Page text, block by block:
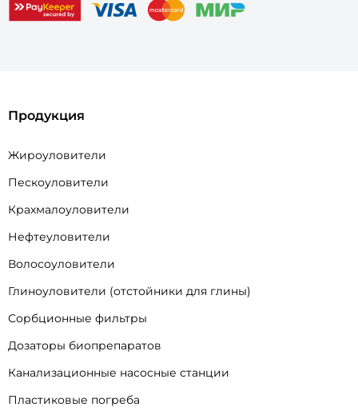
Продукция
Жироуловители
Пескоуловители
Крахмалоуловители
Нефтеуловители
Волосоуловители
Глиноуловители (отстойники для глины)
Сорбционные фильтры
Дозаторы биопрепаратов
Канализационные насосные станции
Пластиковые погреба